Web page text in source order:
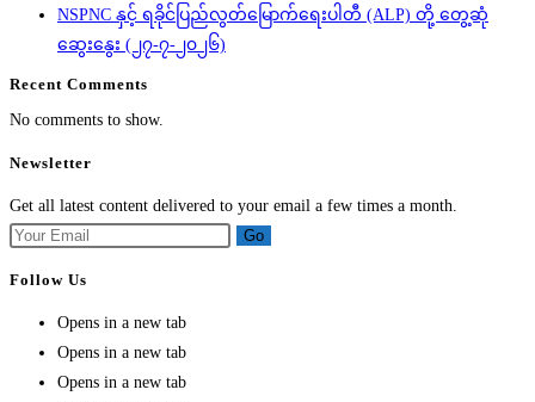
NSPNC နှင့် ရခိုင်ပြည်လွတ်မြောက်ရေးပါတီ (ALP) တို့ တွေ့ဆုံ
ဆွေးနွေး (၂၇-၇-၂၀၂၆)
Recent Comments
No comments to show.
Newsletter
Get all latest content delivered to your email a few times a month.
Go
Follow Us
Opens in a new tab
Opens in a new tab
Opens in a new tab